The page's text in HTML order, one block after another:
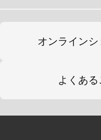
オンライン
よくある